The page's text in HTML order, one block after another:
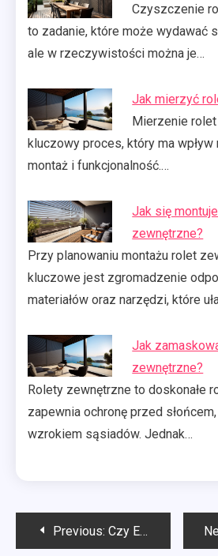
Czyszczenie
to zadanie, które może wydawać
ale w rzeczywistości można je…
Jak mierzyć
Mierzenie
kluczowy proces, który ma
montaż i funkcjonalność.…
Jak się
zewnętrzne?
Przy planowaniu montażu rolet
kluczowe jest zgromadzenie
materiałów oraz narzędzi, które
Jak
zewnętrzne?
Rolety zewnętrzne to doskonałe
zapewnia ochronę przed
wzrokiem sąsiadów. Jednak…
Nawigacja
Previous: Czy Esperal pomaga?